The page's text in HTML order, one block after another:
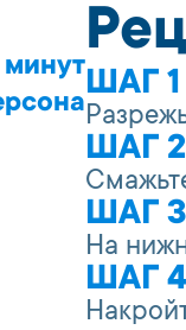
минутШАГ 1
ШАГ 2
ШАГ 3
На
ШАГ 4